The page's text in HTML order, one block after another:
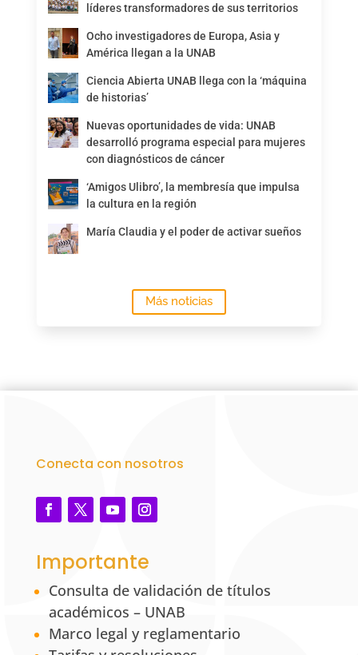
líderes transformadores de sus territorios
Ocho investigadores de Europa, Asia y
América llegan a la UNAB
Ciencia Abierta UNAB llega con la ‘máquina
de historias’
Nuevas oportunidades de vida: UNAB
desarrolló programa especial para mujeres
con diagnósticos de cáncer
‘Amigos Ulibro’, la membresía que impulsa
la cultura en la región
María Claudia y el poder de activar sueños
Más noticias
Conecta con nosotros
Importante
Consulta de validación de títulos
académicos – UNAB
Marco legal y reglamentario